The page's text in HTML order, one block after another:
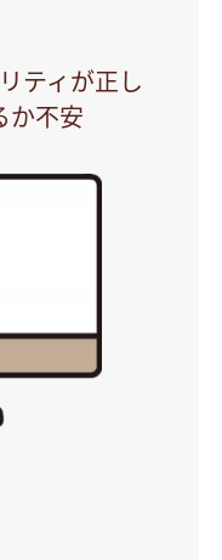
ティが正し
か不安